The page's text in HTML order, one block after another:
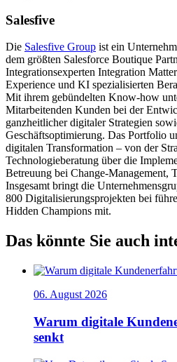
Salesfive
Die Salesfive Group ist ein
dem größten Salesforce Boutique
Integrationsexperten Integration
Experience und KI spezialisierten
Mit ihrem gebündelten Know-how
Mitarbeitenden Kunden bei der
ganzheitlicher digitaler Strategien
Geschäftsoptimierung. Das Portfolio
digitalen Transformation – von der
Technologieberatung über die
Betreuung bei Change-Management,
Insgesamt bringt die
800 Digitalisierungsprojekten bei
Hidden Champions mit.
Das könnte Sie auch
06. August 2026
Warum digitale
senkt